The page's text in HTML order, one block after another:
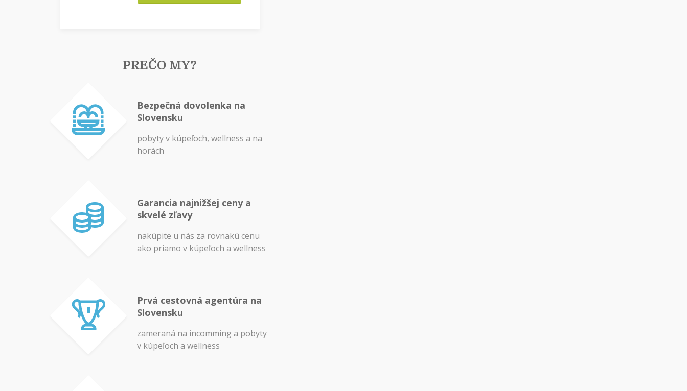
PREČO MY?
Bezpečná dovolenka na
Slovensku
pobyty v kúpeľoch, wellness a na
horách
Garancia najnižšej ceny a
skvelé zľavy
nakúpite u nás za rovnakú cenu
ako priamo v kúpeľoch a wellness
Prvá cestovná agentúra na
Slovensku
zameraná na incomming a pobyty
v kúpeľoch a wellness